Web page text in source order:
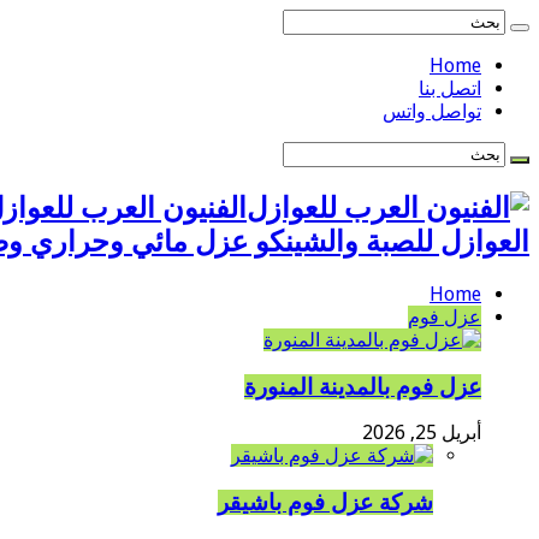
Home
اتصل بنا
تواصل واتس
العوازل للصبة والشينكو عزل مائي وحراري
Home
عزل فوم
عزل فوم بالمدينة المنورة
أبريل 25, 2026
شركة عزل فوم باشيقر